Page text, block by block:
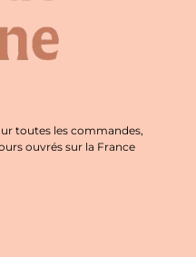
toutes les commandes,
ouvrés sur la France